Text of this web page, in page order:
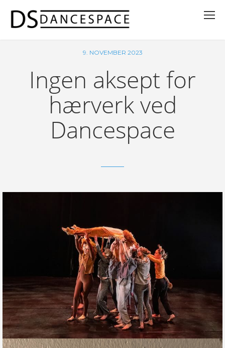
9. NOVEMBER 2023
Ingen aksept for
hærverk ved
Dancespace